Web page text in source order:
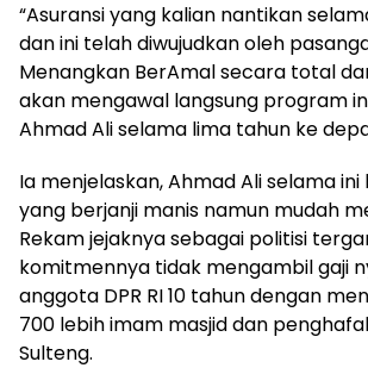
“Asuransi yang kalian nantikan
dan ini telah diwujudkan oleh
Menangkan BerAmal secara total
akan mengawal langsung program
Ahmad Ali selama lima tahun ke
Ia menjelaskan, Ahmad Ali selama
yang berjanji manis namun mudah
Rekam jejaknya sebagai politisi
komitmennya tidak mengambil gaji
anggota DPR RI 10 tahun dengan
700 lebih imam masjid dan
Sulteng.